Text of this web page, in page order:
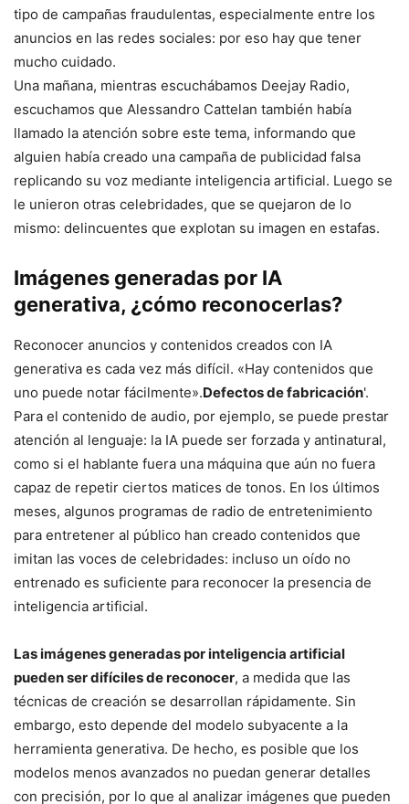
tipo de campañas fraudulentas, especialmente entre los
anuncios en las redes sociales: por eso hay que tener
mucho cuidado.
Una mañana, mientras escuchábamos Deejay Radio,
escuchamos que Alessandro Cattelan también había
llamado la atención sobre este tema, informando que
alguien había creado una campaña de publicidad falsa
replicando su voz mediante inteligencia artificial. Luego se
le unieron otras celebridades, que se quejaron de lo
mismo: delincuentes que explotan su imagen en estafas.
Imágenes generadas por IA
generativa, ¿cómo reconocerlas?
Reconocer anuncios y contenidos creados con IA
generativa es cada vez más difícil. «Hay contenidos que
uno puede notar fácilmente».Defectos de fabricación'.
Para el contenido de audio, por ejemplo, se puede prestar
atención al lenguaje: la IA puede ser forzada y antinatural,
como si el hablante fuera una máquina que aún no fuera
capaz de repetir ciertos matices de tonos. En los últimos
meses, algunos programas de radio de entretenimiento
para entretener al público han creado contenidos que
imitan las voces de celebridades: incluso un oído no
entrenado es suficiente para reconocer la presencia de
inteligencia artificial.
Las imágenes generadas por inteligencia artificial
pueden ser difíciles de reconocer, a medida que las
técnicas de creación se desarrollan rápidamente. Sin
embargo, esto depende del modelo subyacente a la
herramienta generativa. De hecho, es posible que los
modelos menos avanzados no puedan generar detalles
con precisión, por lo que al analizar imágenes que pueden